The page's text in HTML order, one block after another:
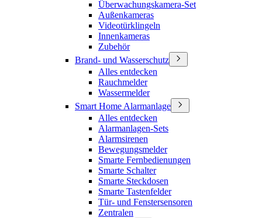
Überwachungskamera-Set
Außenkameras
Videotürklingeln
Innenkameras
Zubehör
Brand- und Wasserschutz
Alles entdecken
Rauchmelder
Wassermelder
Smart Home Alarmanlage
Alles entdecken
Alarmanlagen-Sets
Alarmsirenen
Bewegungsmelder
Smarte Fernbedienungen
Smarte Schalter
Smarte Steckdosen
Smarte Tastenfelder
Tür- und Fenstersensoren
Zentralen